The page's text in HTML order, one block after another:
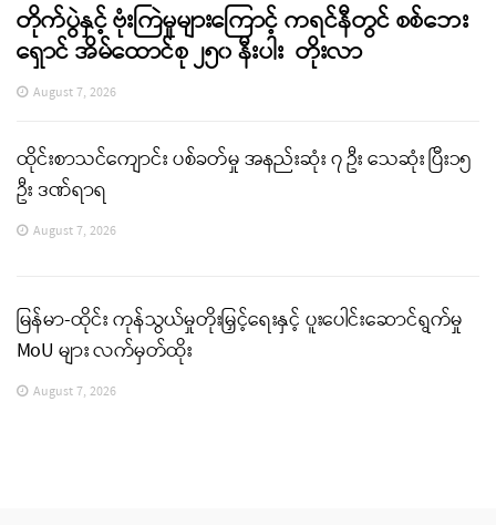
တိုက်ပွဲနှင့် ဗုံးကြဲမှုများကြောင့် ကရင်နီတွင် စစ်ဘေး
ရှောင် အိမ်ထောင်စု ၂၅၀ နီးပါး တိုးလာ
August 7, 2026
ထိုင်းစာသင်ကျောင်း ပစ်ခတ်မှု အနည်းဆုံး ၇ ဦး သေဆုံး ပြီး၁၅
ဦး ဒဏ်ရာရ
August 7, 2026
မြန်မာ-ထိုင်း ကုန်သွယ်မှုတိုးမြှင့်ရေးနှင့် ပူးပေါင်းဆောင်ရွက်မှု
MoU များ လက်မှတ်ထိုး
August 7, 2026